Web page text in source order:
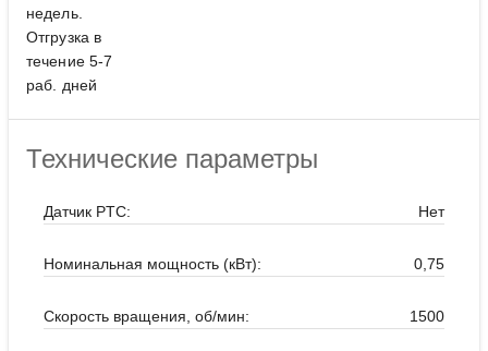
недель.
Отгрузка в
течение 5-7
раб. дней
Технические параметры
Датчик PTC: Нет
Номинальная мощность (кВт): 0,75
Скорость вращения, об/мин: 1500